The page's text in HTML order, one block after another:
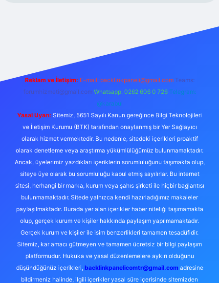
m elexbet
Reklam ve İletişim: E-mail: backlinkpaneli@gmail.com Teams:
forumhizmeti@gmail.com Whatsapp: 0262 606 0 726 Telegram:
@karabul
Yasal Uyarı: Sitemiz, 5651 Sayılı Kanun gereğince Bilgi Teknolojileri
ve İletişim Kurumu (BTK) tarafından onaylanmış bir Yer Sağlayıcı
olarak hizmet vermektedir. Bu nedenle, sitedeki içerikleri proaktif
olarak denetleme veya araştırma yükümlülüğümüz bulunmamaktadır.
Ancak, üyelerimiz yazdıkları içeriklerin sorumluluğunu taşımakta olup,
siteye üye olarak bu sorumluluğu kabul etmiş sayılırlar. Bu internet
sitesi, herhangi bir marka, kurum veya şahıs şirketi ile hiçbir bağlantısı
bulunmamaktadır. Sitede yalnızca kendi hazırladığımız makaleler
paylaşılmaktadır. Burada yer alan içerikler haber niteliği taşımamakta
olup, gerçek kurum ve kişiler hakkında paylaşım yapılmamaktadır.
Gerçek kurum ve kişiler ile isim benzerlikleri tamamen tesadüfidir.
Sitemiz, kar amacı gütmeyen ve tamamen ücretsiz bir bilgi paylaşım
platformudur. Hukuka ve yasal düzenlemelere aykırı olduğunu
düşündüğünüz içerikleri, backlinkpanelicomtr@gmail.comadresine
bildirmeniz halinde, ilgili içerikler yasal süre içerisinde sitemizden